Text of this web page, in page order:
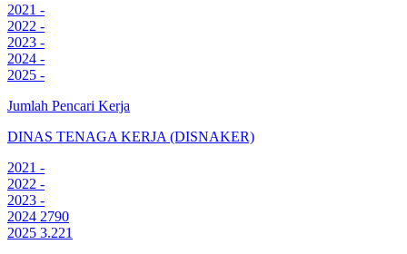
2021 -
2022 -
2023 -
2024 -
2025 -
Jumlah Pencari Kerja
DINAS TENAGA KERJA (DISNAKER)
2021 -
2022 -
2023 -
2024 2790
2025 3.221